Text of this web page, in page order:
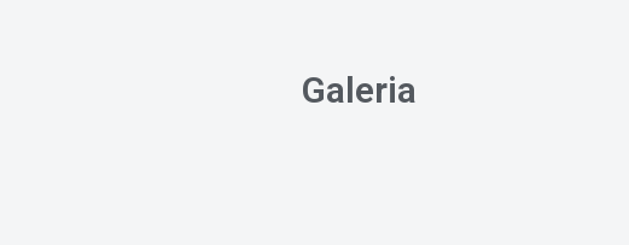
Galeria